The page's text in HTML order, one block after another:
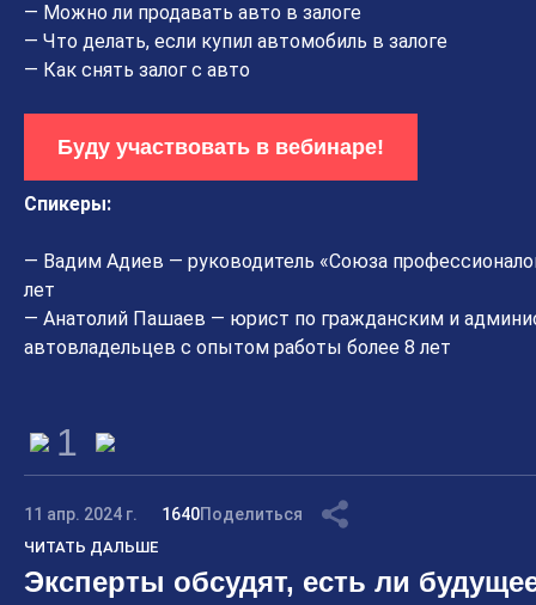
— Можно ли продавать авто в залоге
— Что делать, если купил автомобиль в залоге
— Как снять залог с авто
Буду участвовать в вебинаре!
Спикеры:
— Вадим Адиев — руководитель «Союза
лет
— Анатолий Пашаев — юрист по гражданским и
автовладельцев с опытом работы более 8 лет
1
11 апр. 2024 г. 1640Поделиться
ЧИТАТЬ ДАЛЬШЕ
Эксперты обсудят, есть ли